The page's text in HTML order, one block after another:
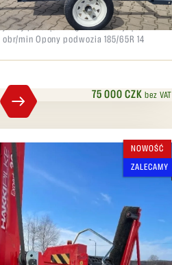
maszyn napędzanych WOM
Kw / 400V 100% ED Gniazdo
przełącznik gwiazda-trójkąt
min Opony podwozia 185/65R 14
75 000 CZKbez VAT
NOWOŚĆ
ZALECAMY